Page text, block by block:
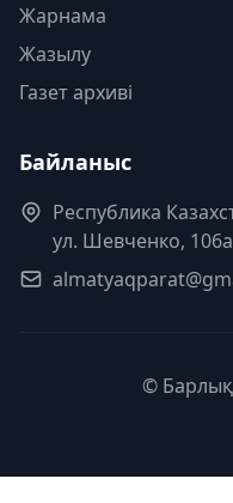
Жарнама
Жазылу
Газет архиві
Байланыс
Республика
ул. Шевченко, 106а
© Барлық